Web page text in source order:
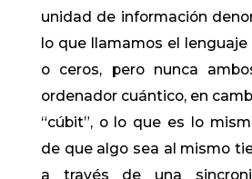
unidad de información
lo que llamamos el
o ceros, pero nunca
ordenador cuántico, en
“cúbit”, o lo que es lo
de que algo sea al mismo
a través de una